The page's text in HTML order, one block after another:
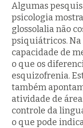
Algumas
psicologia
glossolalia não
psiquiátricos.
capacidade de
o que os
esquizofrenia.
também
atividade de
controle da
o que pode